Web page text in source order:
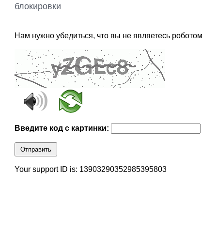
блокировки
Нам нужно убедиться, что вы не являетесь роботом
Введите код с картинки:
Отправить
Your support ID is: 13903290352985395803